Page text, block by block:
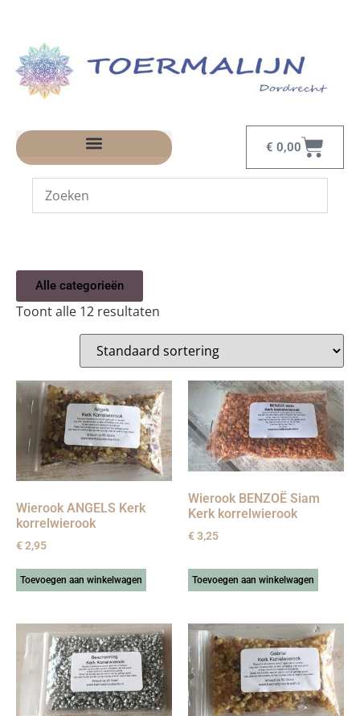
€ 0,00
Alle categorieën
Toont alle 12 resultaten
Wierook ANGELS Kerk
korrelwierook
€2,95
Toevoegen aan winkelwagen
Wierook BENZOË Siam
Kerk korrelwierook
€3,25
Toevoegen aan winkelwagen